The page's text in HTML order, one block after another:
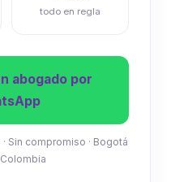
todo en regla
abogado por
Sin compromiso · Bogotá